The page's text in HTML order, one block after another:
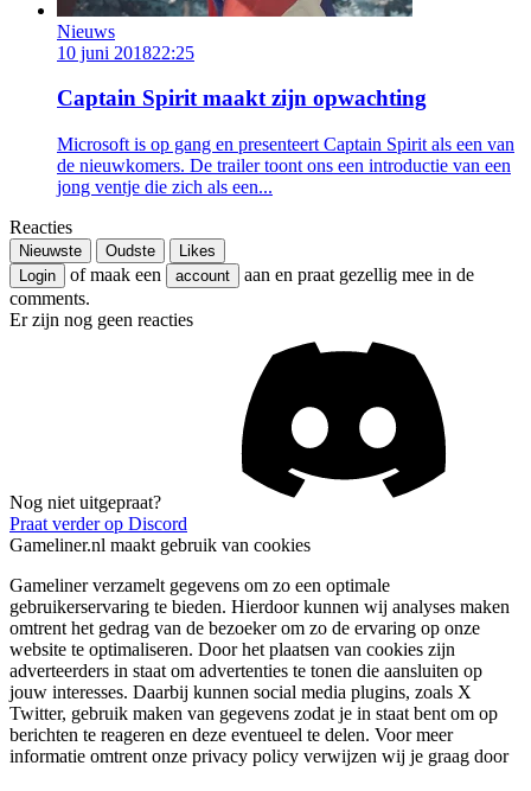
Nieuws
10 juni 201822:25
Captain Spirit maakt zijn opwachting
Microsoft is op gang en presenteert Captain Spirit als een van
de nieuwkomers. De trailer toont ons een introductie van een
jong ventje die zich als een...
Reacties
Nieuwste Oudste
Likes
Login
of maak een account
aan en praat gezellig mee in de
comments.
Er zijn nog geen reacties
Nog niet uitgepraat?
Praat verder op Discord
Gameliner.nl maakt gebruik van cookies
Gameliner verzamelt gegevens om zo een optimale
gebruikerservaring te bieden. Hierdoor kunnen wij analyses maken
omtrent het gedrag van de bezoeker om zo de ervaring op onze
website te optimaliseren. Door het plaatsen van cookies zijn
adverteerders in staat om advertenties te tonen die aansluiten op
jouw interesses. Daarbij kunnen social media plugins, zoals X
Twitter, gebruik maken van gegevens zodat je in staat bent om op
berichten te reageren en deze eventueel te delen. Voor meer
informatie omtrent onze privacy policy verwijzen wij je graag door